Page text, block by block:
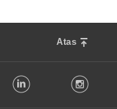
Atas
LinkedIn